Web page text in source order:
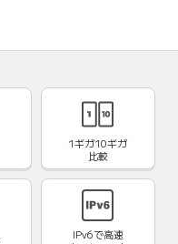
1ギガ10ギガ
比較
IPv6で高速